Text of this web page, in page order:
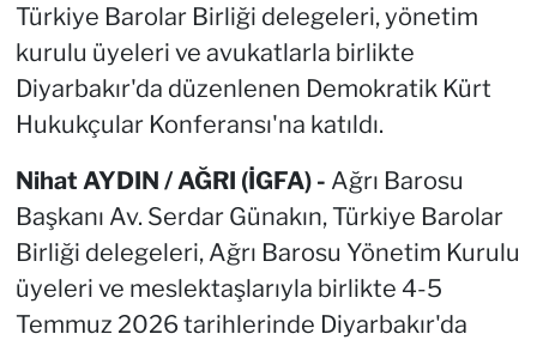
Türkiye Barolar Birliği delegeleri, yönetim
kurulu üyeleri ve avukatlarla birlikte
Diyarbakır'da düzenlenen Demokratik Kürt
Hukukçular Konferansı'na katıldı.
Nihat AYDIN / AĞRI (İGFA) - Ağrı Barosu
Başkanı Av. Serdar Günakın, Türkiye Barolar
Birliği delegeleri, Ağrı Barosu Yönetim Kurulu
üyeleri ve meslektaşlarıyla birlikte 4-5
Temmuz 2026 tarihlerinde Diyarbakır'da